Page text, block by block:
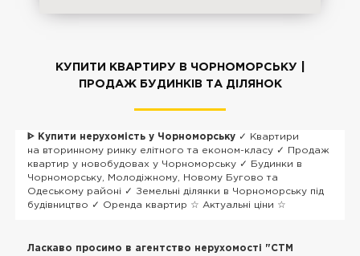
КУПИТИ КВАРТИРУ В ЧОРНОМОРСЬКУ |
ПРОДАЖ БУДИНКІВ ТА ДІЛЯНОК
ᐈ Купити нерухомість у Чорноморську ✓ Квартири
на вторинному ринку елітного та економ-класу ✓ Продаж
квартир у новобудовах у Чорноморську ✓ Будинки в
Чорноморську, Молодіжному, Новому Бугово та
Одеському районі ✓ Земельні ділянки в Чорноморську під
будівництво ✓ Оренда квартир ☆ Актуальні ціни ☆
Ласкаво просимо в агентство нерухомості "CTM